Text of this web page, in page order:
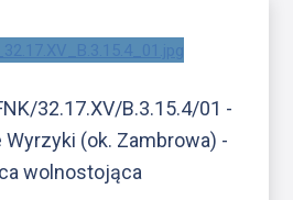
32.17.XV/B.3.15.4/01 -
(ok. Zambrowa) -
wolnostojąca